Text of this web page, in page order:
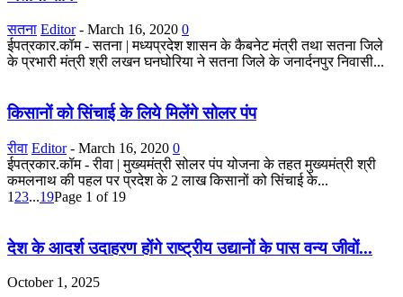
सतना Editor - March 16, 2020 0
ईपत्रकार.कॉम - सतना | मध्यप्रदेश शासन के कैबनेट मंत्री तथा सतना जिले
के प्रभारी मंत्री श्री लखन घनघोरिया ने सतना जिले के जनार्दनपुर निवासी...
किसानों को सिंचाई के लिये मिलेंगे सोलर पंप
रीवा Editor - March 16, 2020 0
ईपत्रकार.कॉम - रीवा | मुख्यमंत्री सोलर पंप योजना के तहत मुख्यमंत्री श्री
कमलनाथ की पहल पर प्रदेश के 2 लाख किसानों को सिंचाई के...
1 23...19Page 1 of 19
देश के आदर्श उदाहरण होंगे राष्ट्रीय उद्यानों के पास वन्य जीवों...
October 1, 2025